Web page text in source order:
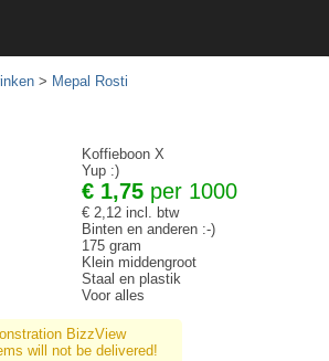
> Mepal Rosti
Koffieboon X
Yup :)
€ 1,75 per 1000
€ 2,12 incl. btw
Binten en anderen :-)
175 gram
Klein middengroot
Staal en plastik
Voor alles
BizzView
will not be delivered!